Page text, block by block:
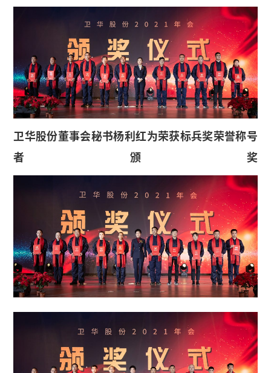
卫华股份董事会秘书杨利红为荣获标兵奖荣誉称号
者颁奖